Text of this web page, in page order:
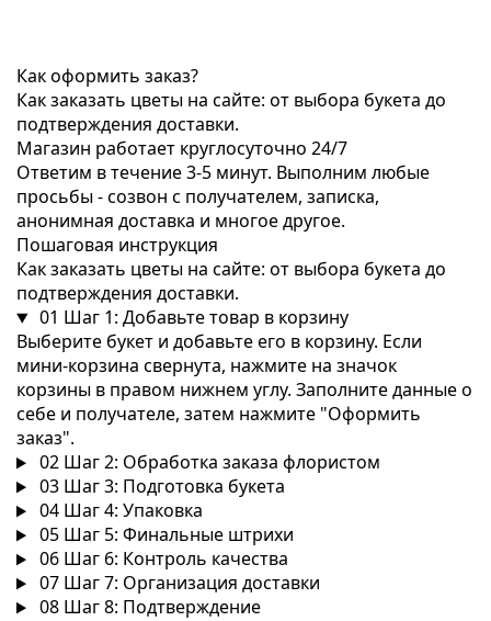
Как оформить заказ?
Как заказать цветы на сайте: от выбора букета до
подтверждения доставки.
Магазин работает круглосуточно 24/7
Ответим в течение 3-5 минут. Выполним любые
просьбы - созвон с получателем, записка,
анонимная доставка и многое другое.
Пошаговая инструкция
Как заказать цветы на сайте: от выбора букета до
подтверждения доставки.
01 Шаг 1: Добавьте товар в корзину
Выберите букет и добавьте его в корзину. Если
мини-корзина свернута, нажмите на значок
корзины в правом нижнем углу. Заполните данные о
себе и получателе, затем нажмите "Оформить
заказ".
02 Шаг 2: Обработка заказа флористом
03 Шаг 3: Подготовка букета
04 Шаг 4: Упаковка
05 Шаг 5: Финальные штрихи
06 Шаг 6: Контроль качества
07 Шаг 7: Организация доставки
08 Шаг 8: Подтверждение